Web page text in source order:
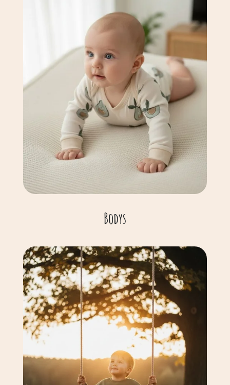
Bodys